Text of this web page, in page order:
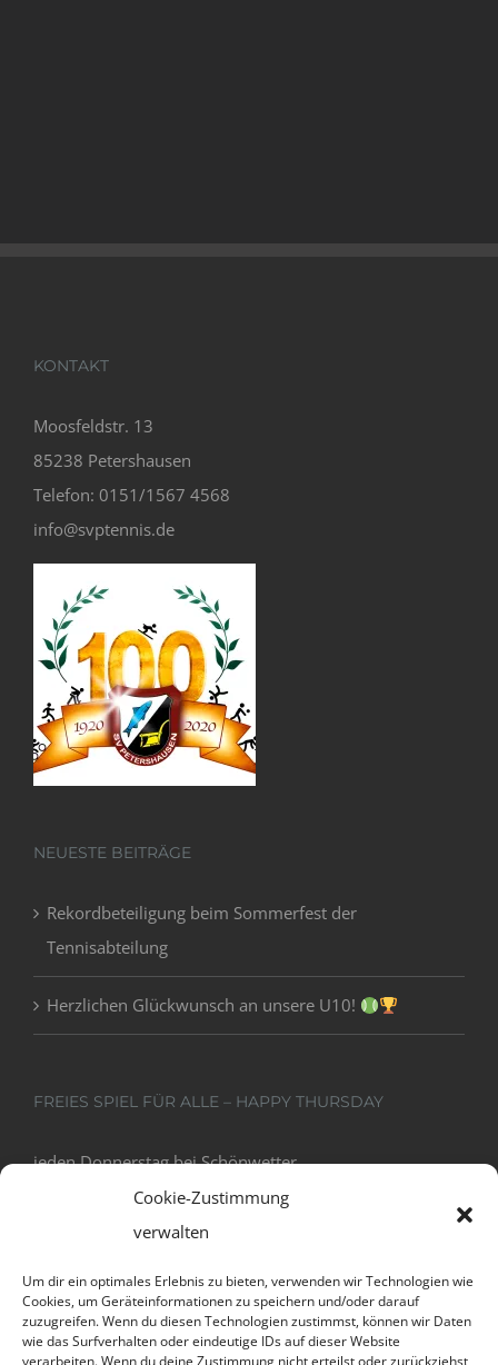
Cookie-Zustimmung
verwalten
Um dir ein optimales Erlebnis zu bieten, verwenden wir Technologien wie
Cookies, um Geräteinformationen zu speichern und/oder darauf
zuzugreifen. Wenn du diesen Technologien zustimmst, können wir Daten
wie das Surfverhalten oder eindeutige IDs auf dieser Website
verarbeiten. Wenn du deine Zustimmung nicht erteilst oder zurückziehst,
KONTAKT
Moosfeldstr. 13
85238 Petershausen
Telefon: 0151/1567 4568
info@svptennis.de
NEUESTE BEITRÄGE
Rekordbeteiligung beim Sommerfest der
Tennisabteilung
Herzlichen Glückwunsch an unsere U10!
FREIES SPIEL FÜR ALLE – HAPPY THURSDAY
jeden Donnerstag bei Schönwetter
18:00 - 20:00